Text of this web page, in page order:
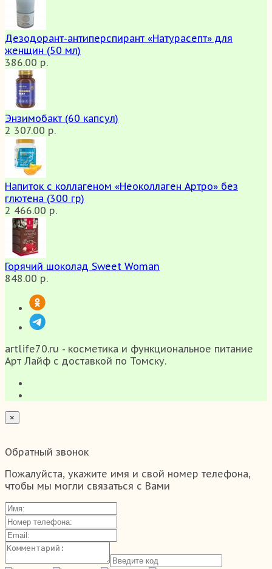
Дезодорант-антиперспирант «Натурасепт» для
женщин (50 мл)
386.00 р.
Энзимобакт (60 капсул)
2 307.00 р.
Напиток с коллагеном «Неоколлаген Артро» без
глютена (300 гр)
2 466.00 р.
Горячий шоколад Sweet Woman
848.00 р.
artlife70.ru - косметика и функциональное питание
Арт Лайф с доставкой по Томску.
×
Обратный звонок
Пожалуйста, укажите имя и свой номер телефона,
чтобы мы могли связаться с Вами